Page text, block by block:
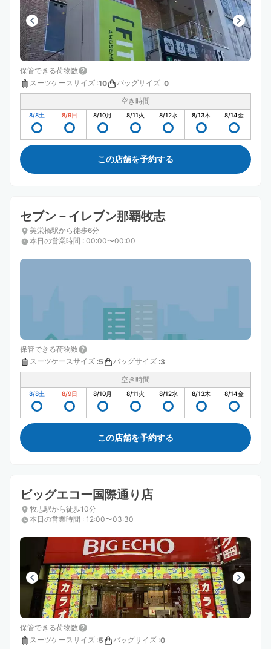
保管できる荷物数
スーツケースサイズ :10 バッグサイズ :0
空き時間
8/8土 8/9日 8/10月 8/11火 8/12水 8/13木 8/14金
この店舗を予約する
セブン－イレブン那覇牧志
美栄橋駅から徒歩6分
本日の営業時間 : 00:00〜00:00
保管できる荷物数
スーツケースサイズ :5 バッグサイズ :3
空き時間
8/8土 8/9日 8/10月 8/11火 8/12水 8/13木 8/14金
この店舗を予約する
ビッグエコー国際通り店
牧志駅から徒歩10分
本日の営業時間 : 12:00〜03:30
保管できる荷物数
スーツケースサイズ :5 バッグサイズ :0